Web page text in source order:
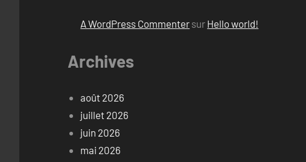
A WordPress Commenter sur Hello world!
Archives
août 2026
juillet 2026
juin 2026
mai 2026